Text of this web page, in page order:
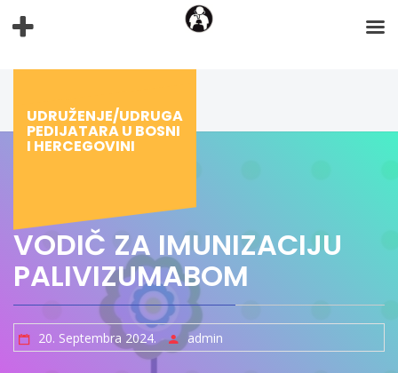
na
UDRUŽENJE/UDRUGA
PEDIJATARA U BOSNI
I HERCEGOVINI
VODIČ ZA IMUNIZACIJU
PALIVIZUMABOM
20. Septembra 2024. admin